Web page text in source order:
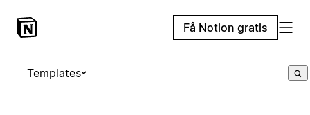
Få Notion gratis
Templates